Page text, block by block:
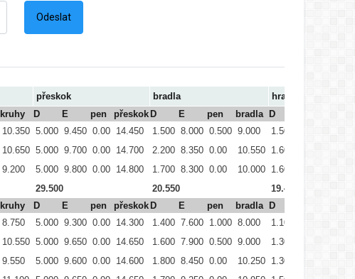
přeskok bradla
hrazda
kruhy D E pen přeskok D E pen bradla D
10.350 5.000 9.450 0.00 14.450 1.500 8.000 0.500 9.000 1.500
10.650 5.000 9.700 0.00 14.700 2.200 8.350 0.00 10.550 1.600
9.200 5.000 9.800 0.00 14.800 1.700 8.300 0.00 10.000 1.600
29.500 20.550
19.450
kruhy D E pen přeskok D E pen bradla D
8.750 5.000 9.300 0.00 14.300 1.400 7.600 1.000 8.000 1.100
10.550 5.000 9.650 0.00 14.650 1.600 7.900 0.500 9.000 1.300
9.550 5.000 9.600 0.00 14.600 1.800 8.450 0.00 10.250 1.300